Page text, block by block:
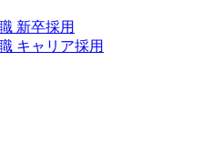
新卒採用
キャリア採用